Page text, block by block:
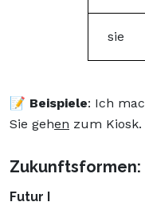
sie
📝 Beispiele: Ich
Sie gehen zum
Zukunftsformen:
Futur I